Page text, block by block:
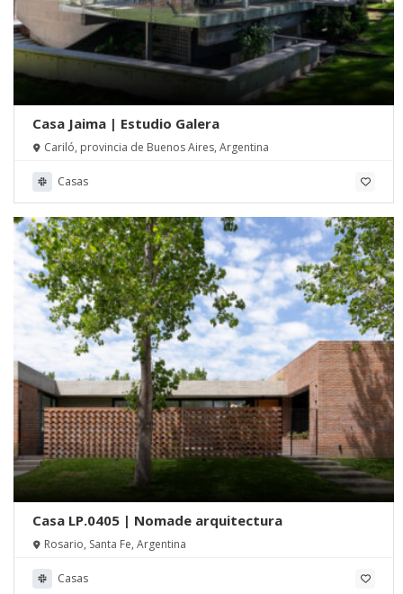
Casa Jaima | Estudio Galera
Cariló, provincia de Buenos Aires, Argentina
Casas
Casa LP.0405 | Nomade arquitectura
Rosario, Santa Fe, Argentina
Casas